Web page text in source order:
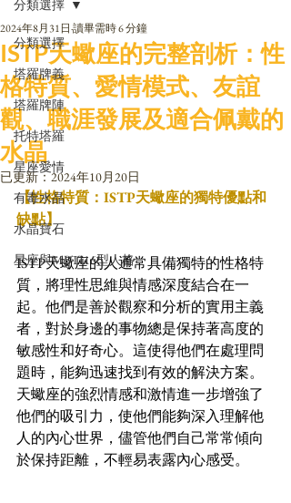
分類選擇
塔羅牌義
塔羅牌陣
托特塔羅
星座愛情
有毒水晶
水晶寶石
星座與MBTI16型人格
分類選擇
ISTP天蠍座的完整剖析：性
格特質、愛情模式、友誼
觀、職涯發展及適合佩戴的
水晶
2024年8月31日 讀畢需時 6 分鐘
已更新：2024年10月20日
【性格特質：ISTP天蠍座的獨特優點和
缺點】
ISTP天蠍座的人通常具備獨特的性格特
質，將理性思維與情感深度結合在一
起。他們是善於觀察和分析的實用主義
者，對於身邊的事物總是保持著高度的
敏感性和好奇心。這使得他們在處理問
題時，能夠迅速找到有效的解決方案。
天蠍座的強烈情感和激情進一步增強了
他們的吸引力，使他們能夠深入理解他
人的內心世界，儘管他們自己常常傾向
於保持距離，不輕易表露內心感受。